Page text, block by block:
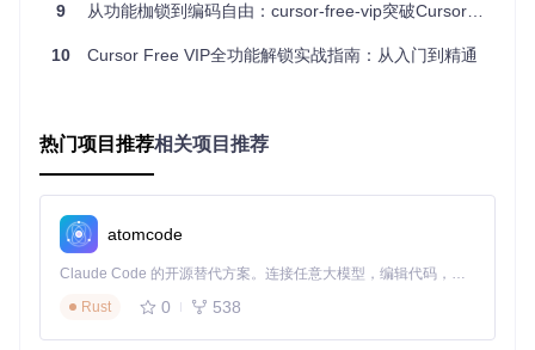
清理应用缓存与注册表残留
这种底层级别的硬件标识修改，比传统的文件删除方式更彻
底、更持久。
官方频繁更新常常导致破解工具失效，而[bypass_version.py]
模块通过：
版本特征码动态识别
API调用模式智能适配
9 从功能枷锁到编码自由：cursor-free-vip突破Cursor Pro限制全指南
10 Cursor Free VIP全功能解锁实战指南：从入门到精通
热门项目推荐相关项目推荐
atomcode
Claude Code 的开源替代方案。连接任意大模型，编辑代码，运行命令，自动验证 — 全自动执行。用 Rust 构建，极致性能。 ｜ An open-source alternative to Claude Code. Connect any LLM, edit code, run commands, and verify changes — autonomously. Built in Rust for speed. Get Started
Rust
0 538